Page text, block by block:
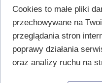
Cookies to małe pliki
przechowywane na
przeglądania stron
poprawy działania
oraz analizy ruchu na